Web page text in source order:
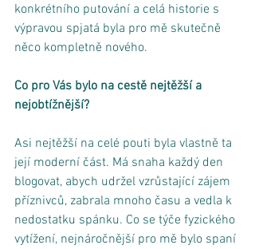
konkrétního putování a celá historie s
výpravou spjatá byla pro mě skutečně
něco kompletně nového.
Co pro Vás bylo na cestě nejtěžší a
nejobtížnější?
Asi nejtěžší na celé pouti byla vlastně ta
její moderní část. Má snaha každý den
blogovat, abych udržel vzrůstající zájem
příznivců, zabrala mnoho času a vedla k
nedostatku spánku. Co se týče fyzického
vytížení, nejnáročnější pro mě bylo spaní